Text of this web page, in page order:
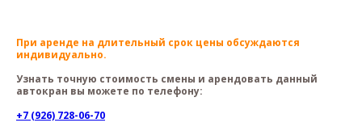
При аренде на длительный срок цены обсуждаются
индивидуально.
Узнать точную стоимость смены и арендовать данный
автокран вы можете по телефону:
+7 (926) 728-06-70